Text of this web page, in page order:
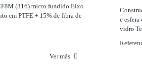
(316) micro fundido.Eixo
em PTFE + 15% de fibra de
Ver más
e
vidro